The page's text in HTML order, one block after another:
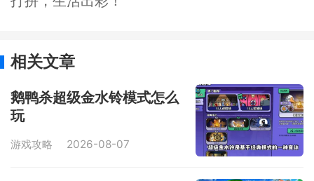
相关文章
鹅鸭杀超级金水铃模式怎么
玩
游戏攻略 2026-08-07